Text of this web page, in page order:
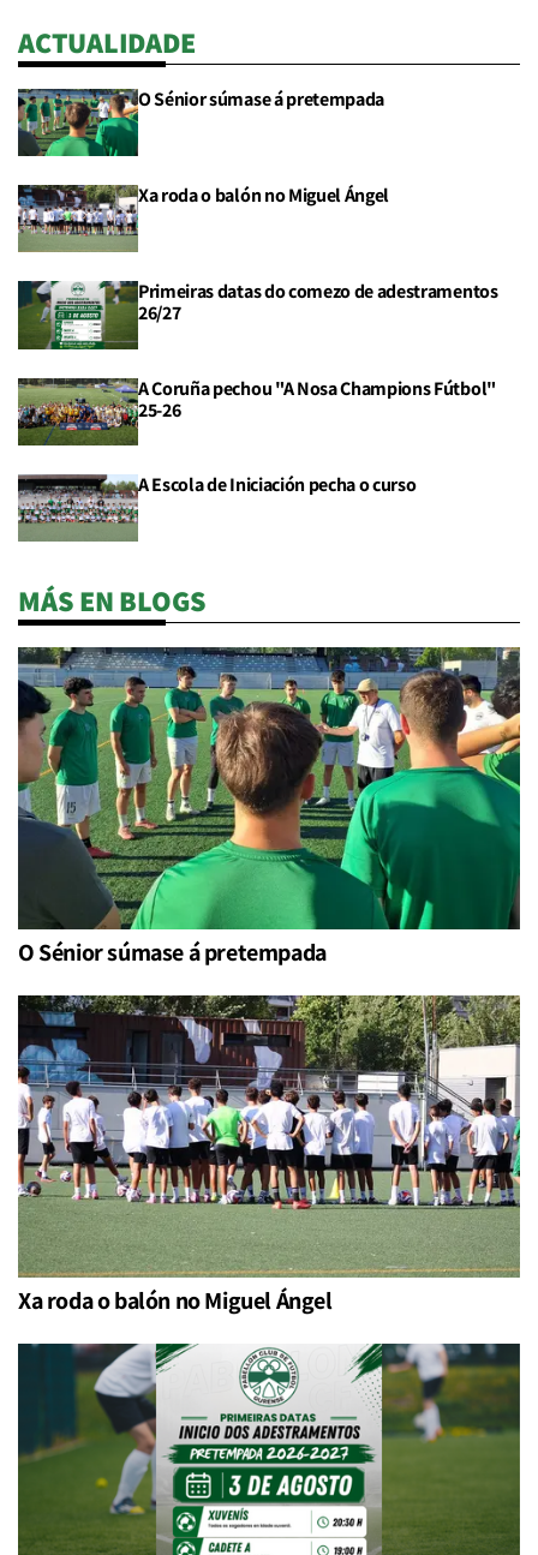
ACTUALIDADE
O Sénior súmase á pretempada
Xa roda o balón no Miguel Ángel
Primeiras datas do comezo de adestramentos
26/27
A Coruña pechou "A Nosa Champions Fútbol"
25-26
A Escola de Iniciación pecha o curso
MÁS EN BLOGS
O Sénior súmase á pretempada
Xa roda o balón no Miguel Ángel